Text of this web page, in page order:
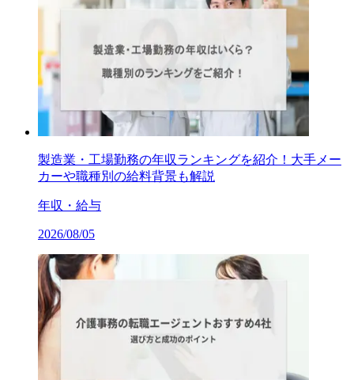
製造業・工場勤務の年収ランキングを紹介！大手メー
カーや職種別の給料背景も解説
年収・給与
2026/08/05